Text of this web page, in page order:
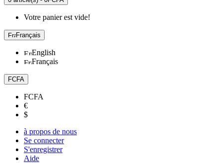
Votre panier est vide!
Français
English
Français
FCFA
FCFA
€
$
à propos de nous
Se connecter
S'enregistrer
Aide